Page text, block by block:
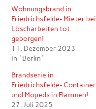
Wohnungsbrand in
Friedrichsfelde- Mieter bei
Löscharbeiten tot
geborgen!
11. Dezember 2023
In "Berlin"
Brandserie in
Friedrichsfelde- Container
und Mopeds in Flammen!
27. Juli 2025